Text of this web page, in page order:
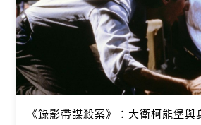
《錄影帶謀殺案》：大衛柯能堡
關閉